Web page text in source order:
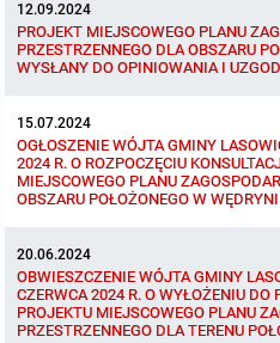
Protokoły z posiedzeń sesji 2017
Protokoły z posiedzeń sesji 2015
Protokoły z posiedzeń sesji 2014
Protokoły z posiedzeń sesji 2013
Protokoły z posiedzeń sesji 2012
Zarządzenia Wójta do 2007
Zarządzenia w 2009
Informacje publiczne archiwalne
Praca w Urzędzie
Oświadczenia kandydata
Publicznie dostępny wykaz danych o
Roczne sprawozdania z gospodarki
Analiza stanu gospodarki odpadami
Kontrole
Platforma e-Zamówienia
Ogłoszenia dodatkowe
Gminna Ewidencja Zabytków Gminy
Planowanie i zagospodarowanie
12.09.2024
PROJEKT MIEJSCOWEGO PLANU
PRZESTRZENNEGO DLA OBSZARU
WYSŁANY DO OPINIOWANIA I
15.07.2024
OGŁOSZENIE WÓJTA GMINY
2024 R. O ROZPOCZĘCIU
MIEJSCOWEGO PLANU
OBSZARU POŁOŻONEGO W WĘDRYNI
20.06.2024
OBWIESZCZENIE WÓJTA GMINY
CZERWCA 2024 R. O WYŁOŻENIU DO
PROJEKTU MIEJSCOWEGO PLANU
PRZESTRZENNEGO DLA TERENU